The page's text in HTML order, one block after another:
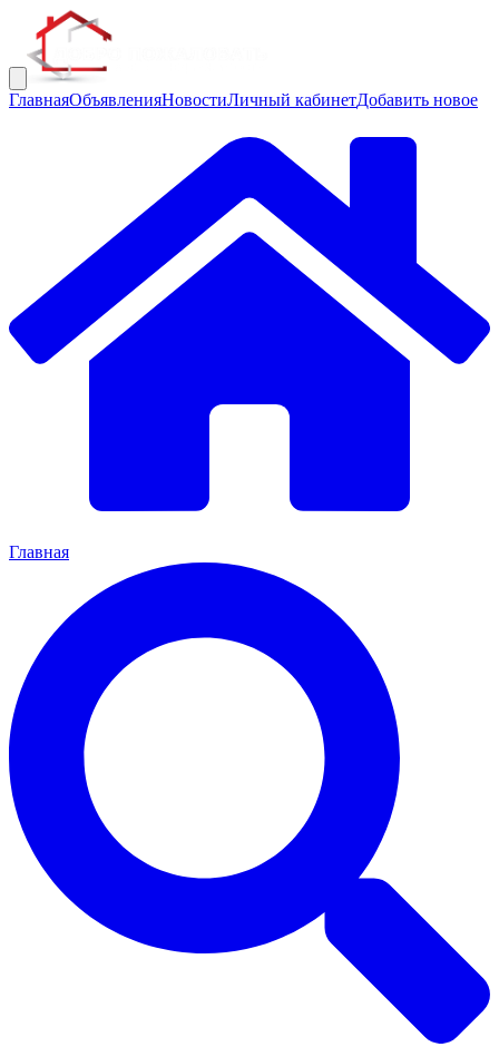
ГлавнаяОбъявленияНовостиЛичный кабинетДобавить новое
Главная